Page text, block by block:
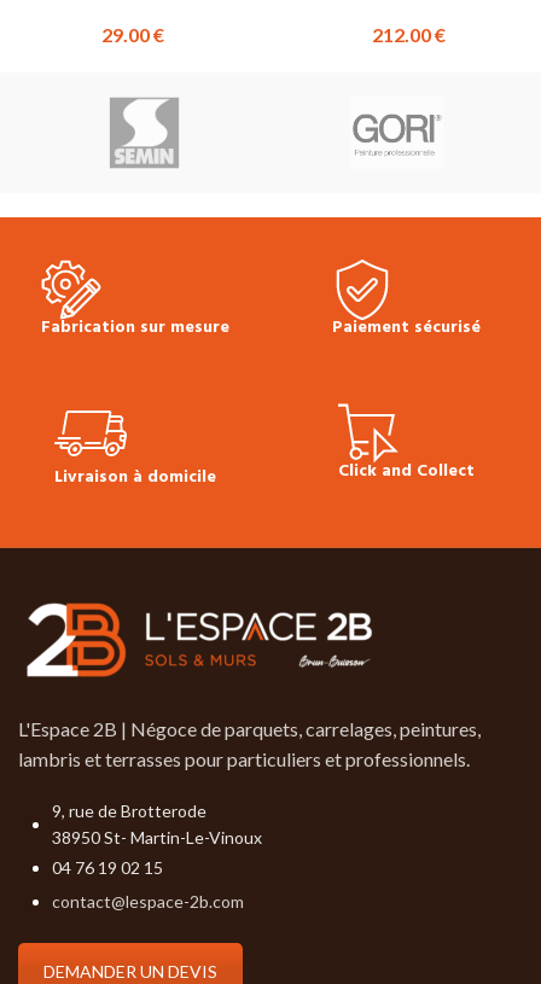
29.00€ 212.00€
Fabrication sur mesure Paiement sécurisé
Livraison à domicile Click and Collect
L'Espace 2B | Négoce de parquets, carrelages, peintures,
lambris et terrasses pour particuliers et professionnels.
9, rue de Brotterode
38950 St- Martin-Le-Vinoux
04 76 19 02 15
contact@lespace-2b.com
DEMANDER UN DEVIS